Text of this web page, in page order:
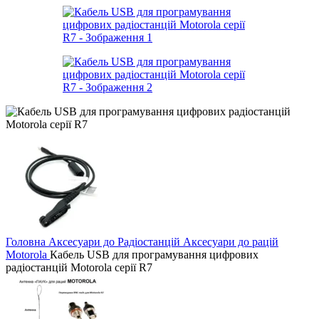
Головна Аксесуари до Радіостанцій Аксесуари до рацій
Motorola Кабель USB для програмування цифрових
радіостанцій Motorola серії R7